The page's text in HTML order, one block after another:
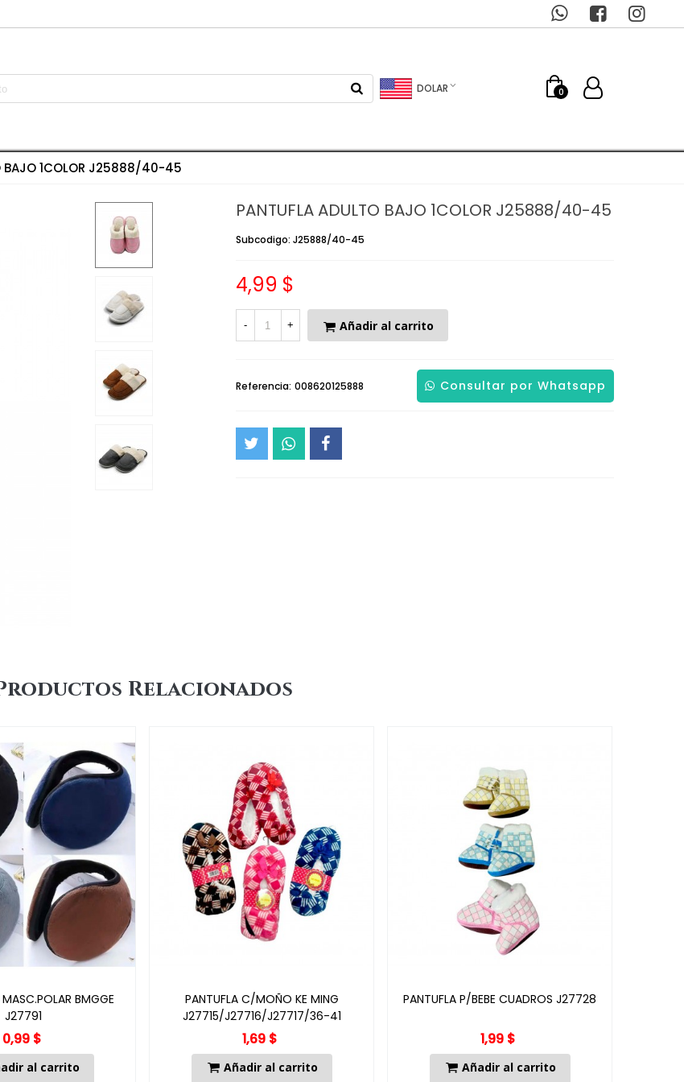
DOLAR 0
BAJO 1COLOR J25888/40-45
PANTUFLA ADULTO BAJO 1COLOR J25888/40-45
Subcodigo: J25888/40-45
4,99 $
- + Añadir al carrito
Referencia: 008620125888 Consultar por Whatsapp
Relacionados
BMGGE
J27791
0,99 $
al carrito
PANTUFLA C/MOÑO KE MING
J27715/J27716/J27717/36-41
1,69 $
Añadir al carrito
PANTUFLA P/BEBE CUADROS J27728
1,99 $
Añadir al carrito